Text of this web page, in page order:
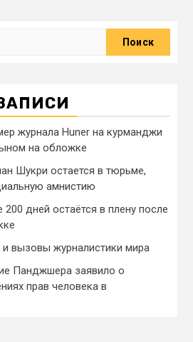
журнала Huner на курманджи
на обложке
Шукри остается в тюрьме,
амнистию
дней остаётся в плену после
вызовы журналистики мира
Панджшера заявило о
прав человека в